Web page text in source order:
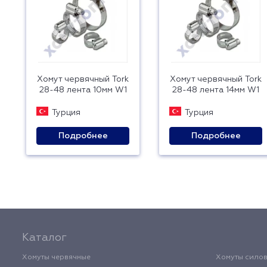
Хомут червячный Tork
28-48 лента 10мм W1
Турция
Подробнее
Хомут червячный Tork
28-48 лента 14мм W1
Турция
Подробнее
Каталог
Хомуты червячные Хомуты